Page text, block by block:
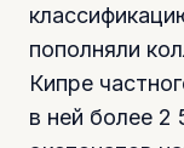
пополняли
Кипре
в ней более 2